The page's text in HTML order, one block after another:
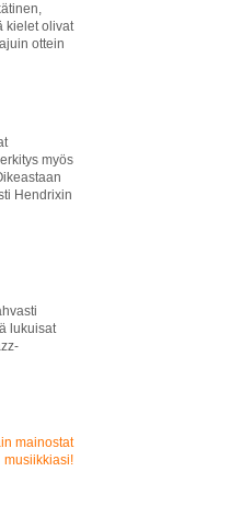
kielet olivat
ottein
myös
Hendrixin
lukuisat
mainostat
musiikkiasi!